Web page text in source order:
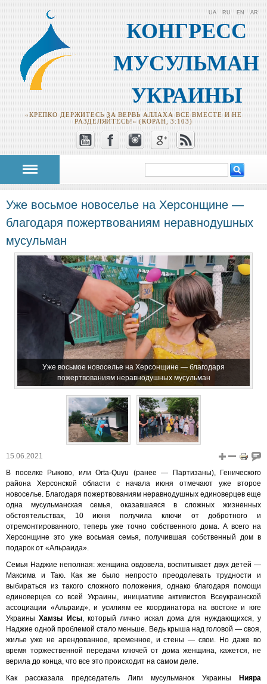
КОНГРЕСС
МУСУЛЬМАН
УКРАИНЫ
«КРЕПКО ДЕРЖИТЕСЬ ЗА ВЕРВЬ АЛЛАХА ВСЕ ВМЕСТЕ И НЕ
РАЗДЕЛЯЙТЕСЬ!» (КОРАН, 3:103)
UA RU EN AR
Форма поиска
Уже восьмое новоселье на Херсонщине —
благодаря пожертвованиям неравнодушных
мусульман
Уже восьмое новоселье на Херсонщине — благодаря
пожертвованиям неравнодушных мусульман
15.06.2021
В поселке Рыково, или Orta-Quyu (ранее — Партизаны), Генического
района Херсонской области с начала июня отмечают уже второе
новоселье. Благодаря пожертвованиям неравнодушных единоверцев еще
одна мусульманская семья, оказавшаяся в сложных жизненных
обстоятельствах, 10 июня получила ключи от добротного и
отремонтированного, теперь уже точно собственного дома. А всего на
Херсонщине это уже восьмая семья, получившая собственный дом в
подарок от «Альраида».
Семья Наджие неполная: женщина овдовела, воспитывает двух детей —
Максима и Таю. Как же было непросто преодолевать трудности и
выбираться из такого сложного положения, однако благодаря помощи
единоверцев со всей Украины, инициативе активистов Всеукраинской
ассоциации «Альраид», и усилиям ее координатора на востоке и юге
УкраиныХамзы Исы, который лично искал дома для нуждающихся, у
Наджие одной проблемой стало меньше. Ведь крыша над головой — своя,
жилье уже не арендованное, временное, и стены — свои. Но даже во
время торжественной передачи ключей от дома женщина, кажется, не
верила до конца, что все это происходит на самом деле.
Как рассказала председатель Лиги мусульманок Украины
Нияра